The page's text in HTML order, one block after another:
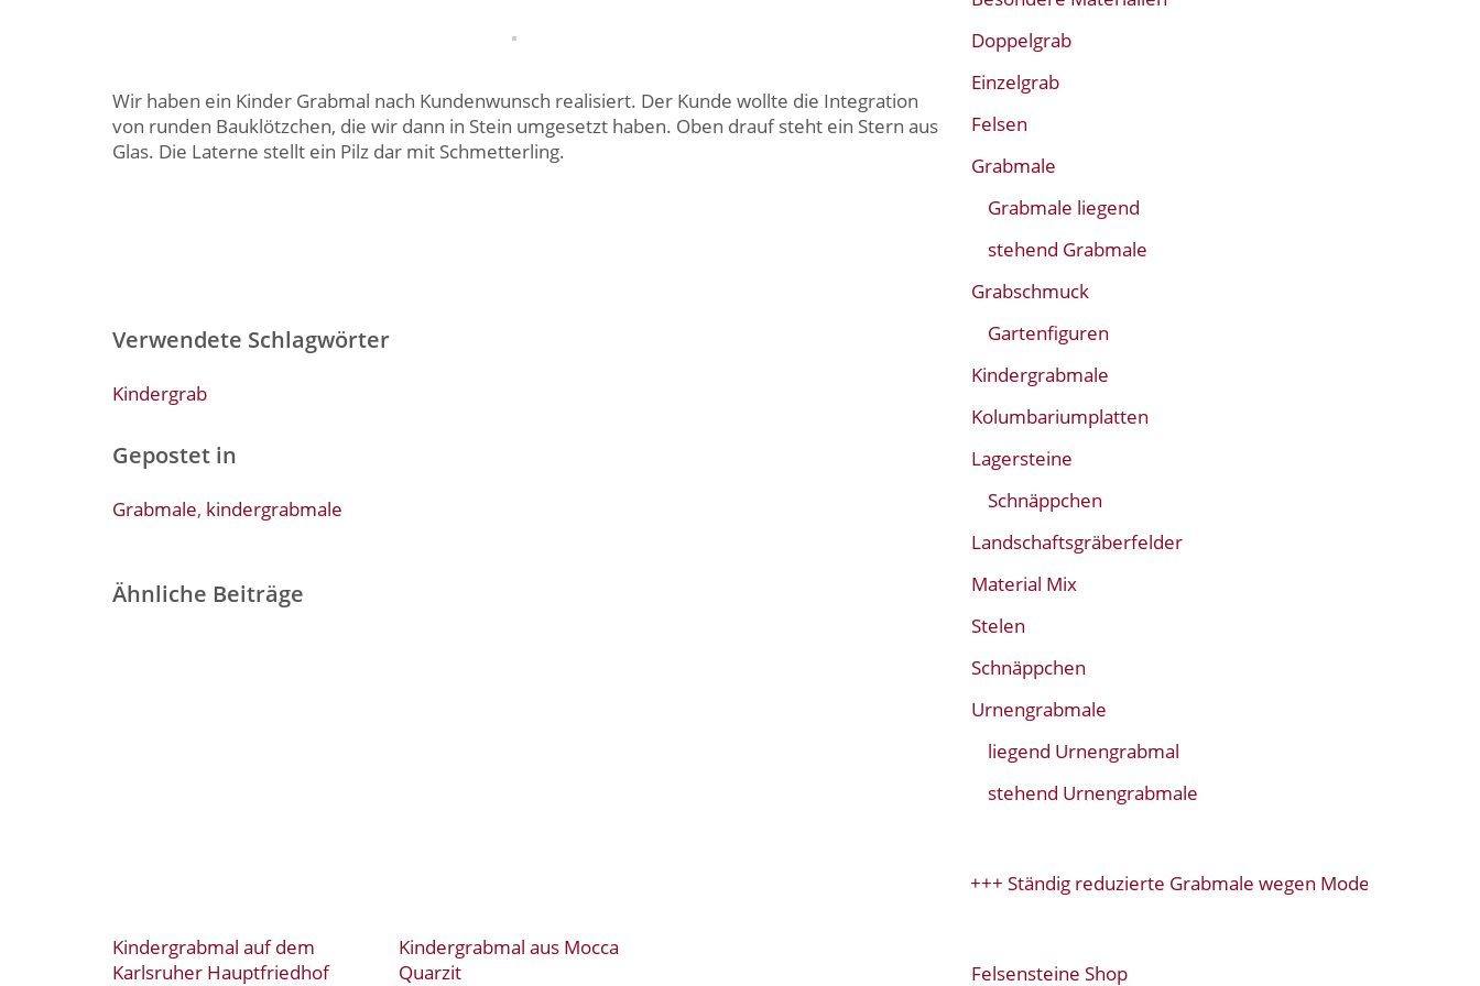
Wir haben ein Kinder Grabmal nach Kundenwunsch realisiert. Der Kunde wollte die Integration
von runden Bauklötzchen, die wir dann in Stein umgesetzt haben. Oben drauf steht ein Stern aus
Glas. Die Laterne stellt ein Pilz dar mit Schmetterling.
Verwendete Schlagwörter
Kindergrab
Gepostet in
Grabmale, kindergrabmale
Ähnliche Beiträge
Kindergrabmal auf dem
Karlsruher Hauptfriedhof
Kindergrabmal aus Mocca
Quarzit
Doppelgrab
Einzelgrab
Felsen
Grabmale
Grabmale liegend
stehend Grabmale
Grabschmuck
Gartenfiguren
Kindergrabmale
Kolumbariumplatten
Lagersteine
Schnäppchen
Landschaftsgräberfelder
Material Mix
Stelen
Schnäppchen
Urnengrabmale
liegend Urnengrabmal
stehend Urnengrabmale
+++ Ständig reduzierte Grabmale wegen Modellwechsel+++
Felsensteine Shop